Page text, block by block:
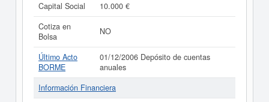
Capital Social
10.000 €
Cotiza en
Bolsa
NO
Último Acto
BORME
01/12/2006 Depósito de cuentas
anuales
Información Financiera